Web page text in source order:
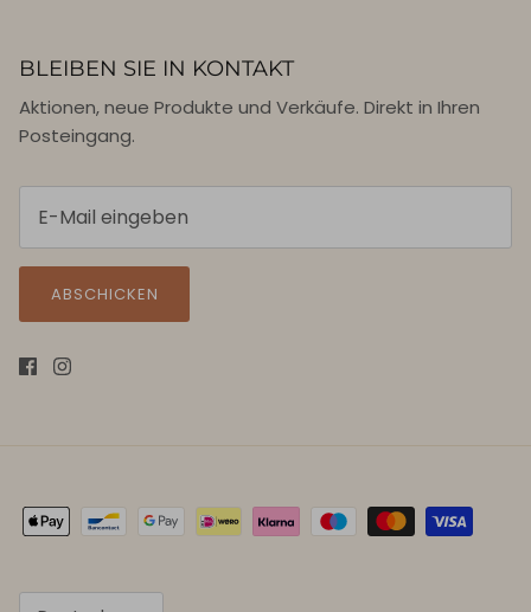
BLEIBEN SIE IN KONTAKT
Aktionen, neue Produkte und Verkäufe. Direkt in Ihren
Posteingang.
ABSCHICKEN
Sprache